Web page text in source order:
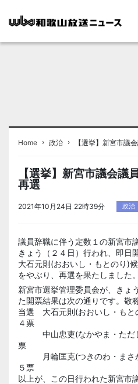
Home › 政治 › 【選挙】新宮市議
【選挙】新宮市議会議
再選
2021年10月24日 22時39分 政治
議員辞職に伴う定数１の新宮市
きょう（２４日）行われ、即日
大石元則(おおいし・もとのり)
をやぶり、再選を果たしました。
新宮市選挙管理委員会が、きょ
た開票結果は次の通りです。敬
当選 大石元則(おおいし・も
４票
中山忠吏(なかやま・ただ
票
月輪匡克(つきのわ・まさ
５票
以上が、この日行われた新宮市